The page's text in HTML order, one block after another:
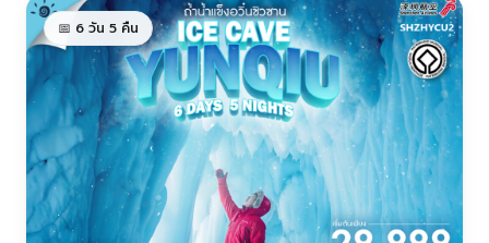
📅 6 วัน 5 คืน